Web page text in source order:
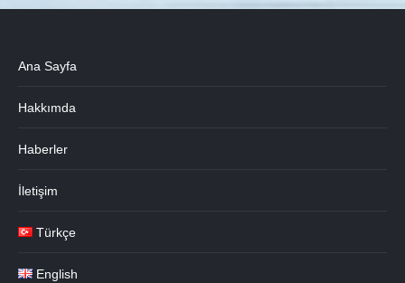
Ana Sayfa
Hakkımda
Haberler
İletişim
Türkçe
English